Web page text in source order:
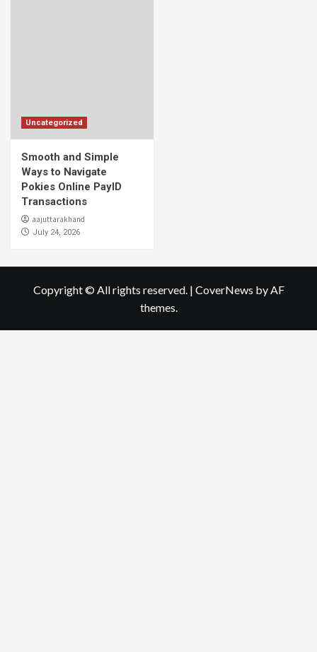
Uncategorized
Smooth and Simple
Ways to Navigate
Pokies Online PayID
Transactions
aajuttarakhand
July 24, 2026
Copyright © All rights reserved. | CoverNews by AF
themes.